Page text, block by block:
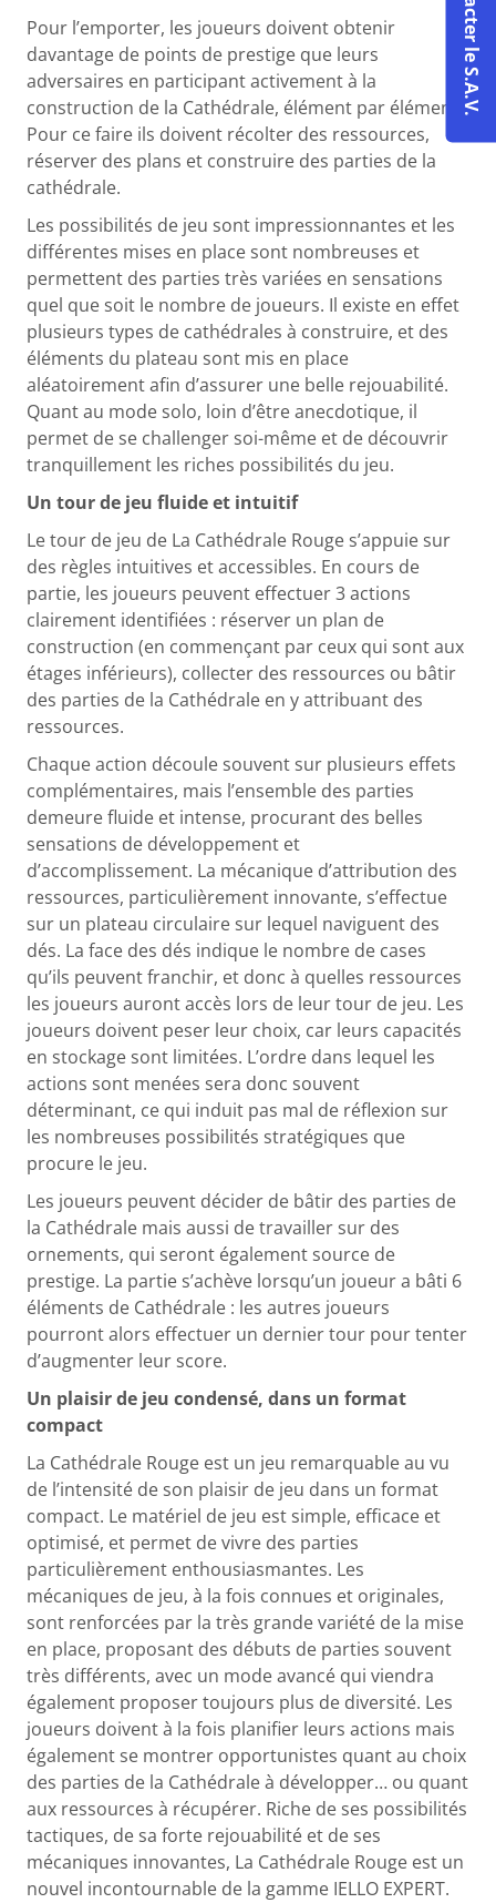
Pour l’emporter, les joueurs doivent obtenir
davantage de points de prestige que leurs
adversaires en participant activement à la
construction de la Cathédrale, élément par élément.
Pour ce faire ils doivent récolter des ressources,
réserver des plans et construire des parties de la
cathédrale.
Les possibilités de jeu sont impressionnantes et les
différentes mises en place sont nombreuses et
permettent des parties très variées en sensations
quel que soit le nombre de joueurs. Il existe en effet
plusieurs types de cathédrales à construire, et des
éléments du plateau sont mis en place
aléatoirement afin d’assurer une belle rejouabilité.
Quant au mode solo, loin d’être anecdotique, il
permet de se challenger soi-même et de découvrir
tranquillement les riches possibilités du jeu.
Un tour de jeu fluide et intuitif
Le tour de jeu de La Cathédrale Rouge s’appuie sur
des règles intuitives et accessibles. En cours de
partie, les joueurs peuvent effectuer 3 actions
clairement identifiées : réserver un plan de
construction (en commençant par ceux qui sont aux
étages inférieurs), collecter des ressources ou bâtir
des parties de la Cathédrale en y attribuant des
ressources.
Chaque action découle souvent sur plusieurs effets
complémentaires, mais l’ensemble des parties
demeure fluide et intense, procurant des belles
sensations de développement et
d’accomplissement. La mécanique d’attribution des
ressources, particulièrement innovante, s’effectue
sur un plateau circulaire sur lequel naviguent des
dés. La face des dés indique le nombre de cases
qu’ils peuvent franchir, et donc à quelles ressources
les joueurs auront accès lors de leur tour de jeu. Les
joueurs doivent peser leur choix, car leurs capacités
en stockage sont limitées. L’ordre dans lequel les
actions sont menées sera donc souvent
déterminant, ce qui induit pas mal de réflexion sur
les nombreuses possibilités stratégiques que
procure le jeu.
Les joueurs peuvent décider de bâtir des parties de
la Cathédrale mais aussi de travailler sur des
ornements, qui seront également source de
prestige. La partie s’achève lorsqu’un joueur a bâti 6
éléments de Cathédrale : les autres joueurs
pourront alors effectuer un dernier tour pour tenter
d’augmenter leur score.
Un plaisir de jeu condensé, dans un format
compact
La Cathédrale Rouge est un jeu remarquable au vu
de l’intensité de son plaisir de jeu dans un format
compact. Le matériel de jeu est simple, efficace et
optimisé, et permet de vivre des parties
particulièrement enthousiasmantes. Les
mécaniques de jeu, à la fois connues et originales,
sont renforcées par la très grande variété de la mise
en place, proposant des débuts de parties souvent
très différents, avec un mode avancé qui viendra
également proposer toujours plus de diversité. Les
joueurs doivent à la fois planifier leurs actions mais
également se montrer opportunistes quant au choix
des parties de la Cathédrale à développer… ou quant
aux ressources à récupérer. Riche de ses possibilités
tactiques, de sa forte rejouabilité et de ses
mécaniques innovantes, La Cathédrale Rouge est un
nouvel incontournable de la gamme IELLO EXPERT.
Contacter le S.A.V.